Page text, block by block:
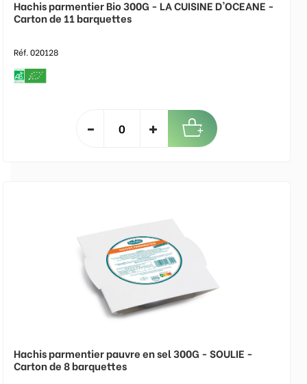
Hachis parmentier Bio 300G - LA CUISINE D'OCEANE -
Carton de 11 barquettes
Réf. 020128
Hachis parmentier pauvre en sel 300G - SOULIE -
Carton de 8 barquettes